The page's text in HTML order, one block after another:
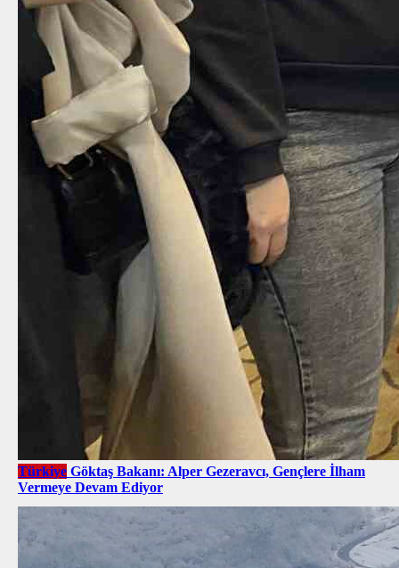
Türkiye Göktaş Bakanı: Alper Gezeravcı, Gençlere İlham
Vermeye Devam Ediyor